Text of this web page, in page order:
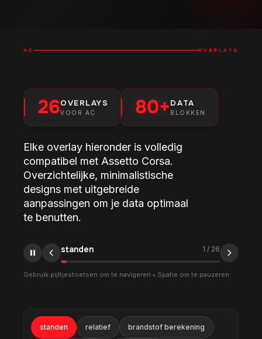
AC OVERLAYS
26OVERLAYS
VOOR AC 80+DATA
BLOKKEN
Elke overlay hieronder is volledig
compatibel met Assetto Corsa.
Overzichtelijke, minimalistische
designs met uitgebreide
aanpassingen om je data optimaal
te benutten.
relatief 2 / 26
Gebruik pijltjestoetsen om te navigeren • Spatie om te pauzeren
standen relatief brandstof berekening